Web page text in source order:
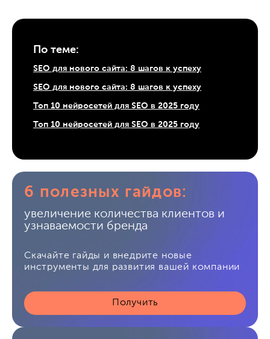
По теме:
SEO для нового сайта: 8 шагов к успеху
SEO для нового сайта: 8 шагов к успеху
Топ 10 нейросетей для SEO в 2025 году
Топ 10 нейросетей для SEO в 2025 году
6 полезных гайдов:
увеличение количества клиентов и
узнаваемости бренда
Скачайте гайды и внедрите новые
инструменты для развития вашей компании
Получить